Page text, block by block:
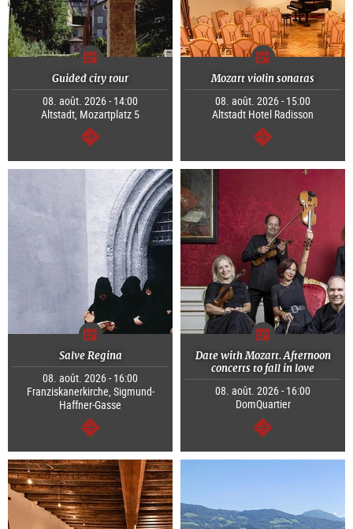
Guided city tour
08. août. 2026 - 14:00
Altstadt, Mozartplatz 5
Continuer
Mozart violin sonatas
08. août. 2026 - 15:00
Altstadt Hotel Radisson
Continuer
Salve Regina
08. août. 2026 - 16:00
Franziskanerkirche, Sigmund-
Haffner-Gasse
Continuer
Date with Mozart. Afternoon
concerts to fall in love
08. août. 2026 - 16:00
DomQuartier
Continuer